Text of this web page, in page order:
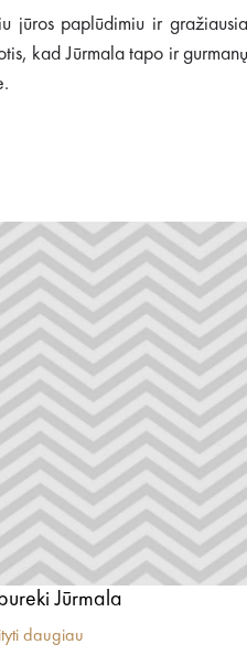
jūros paplūdimiu ir
kad Jūrmala tapo ir
Jūrmala
daugiau